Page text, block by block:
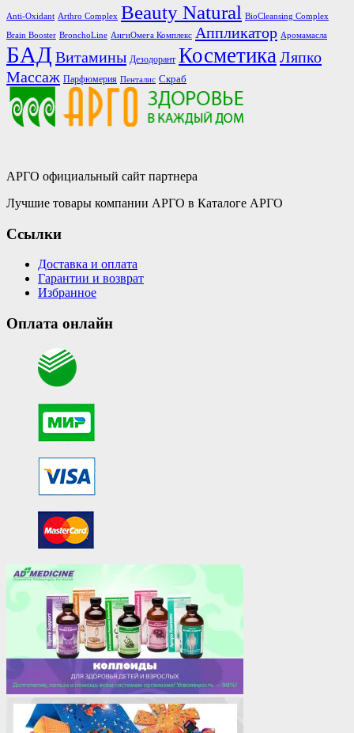
Anti-Oxidant Arthro Complex Beauty Natural BioCleansing Complex
Brain Booster BronchoLine АнгиОмега Комплекс Аппликатор Аромамасла
БАД Витамины Дезодорант Косметика Ляпко
Массаж Парфюмерия Пенталис Скраб
АРГО официальный сайт партнера
Лучшие товары компании АРГО в Каталоге АРГО
Ссылки
Доставка и оплата
Гарантии и возврат
Избранное
Оплата онлайн